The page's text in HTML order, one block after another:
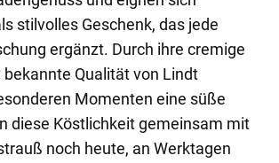
stilvolles Geschenk, das jede
ergänzt. Durch ihre cremige
bekannte Qualität von Lindt
Momenten eine süße
diese Köstlichkeit gemeinsam mit
noch heute, an Werktagen